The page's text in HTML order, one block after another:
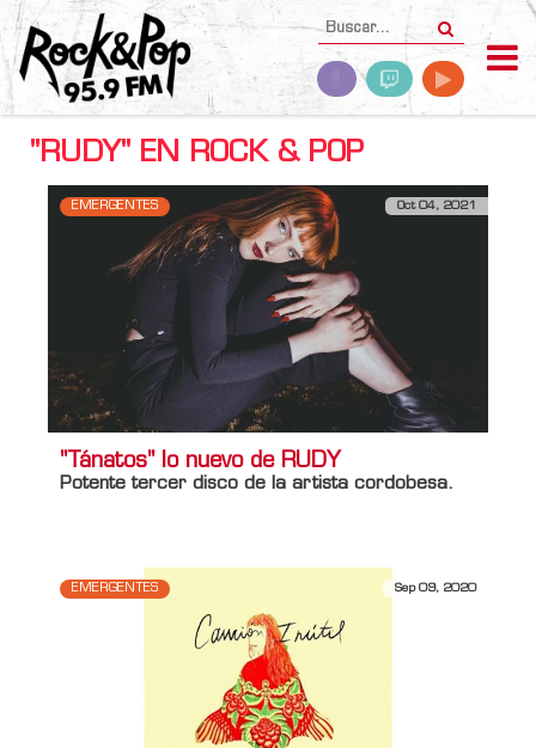
"RUDY" EN ROCK & POP
EMERGENTES Oct 04, 2021
"Tánatos" lo nuevo de RUDY
Potente tercer disco de la artista cordobesa.
EMERGENTES Sep 09, 2020